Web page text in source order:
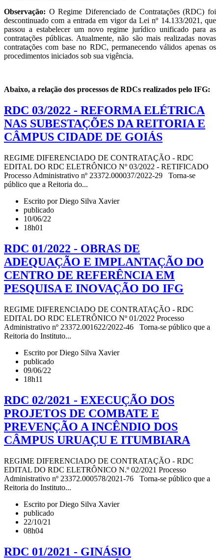
Observação: O Regime Diferenciado de Contratações (RDC) foi
descontinuado com a entrada em vigor da Lei nº 14.133/2021, que
passou a estabelecer um novo regime jurídico unificado para as
contratações públicas. Atualmente, não são mais realizadas novas
contratações com base no RDC, permanecendo válidos apenas os
procedimentos iniciados sob sua vigência.
Abaixo, a relação dos processos de RDCs realizados pelo IFG:
RDC 03/2022 - REFORMA ELÉTRICA
NAS SUBESTAÇÕES DA REITORIA E
CÂMPUS CIDADE DE GOIÁS
REGIME DIFERENCIADO DE CONTRATAÇÃO - RDC
EDITAL DO RDC ELETRÔNICO Nº 03/2022 - RETIFICADO
Processo Administrativo nº 23372.000037/2022-29 Torna-se
público que a Reitoria do...
Escrito por Diego Silva Xavier
publicado
10/06/22
18h01
RDC 01/2022 - OBRAS DE
ADEQUAÇÃO E IMPLANTAÇÃO DO
CENTRO DE REFERÊNCIA EM
PESQUISA E INOVAÇÃO DO IFG
REGIME DIFERENCIADO DE CONTRATAÇÃO - RDC
EDITAL DO RDC ELETRÔNICO Nº 01/2022 Processo
Administrativo nº 23372.001622/2022-46 Torna-se público que a
Reitoria do Instituto...
Escrito por Diego Silva Xavier
publicado
09/06/22
18h11
RDC 02/2021 - EXECUÇÃO DOS
PROJETOS DE COMBATE E
PREVENÇÃO A INCÊNDIO DOS
CÂMPUS URUAÇU E ITUMBIARA
REGIME DIFERENCIADO DE CONTRATAÇÃO - RDC
EDITAL DO RDC ELETRÔNICO N.º 02/2021 Processo
Administrativo nº 23372.000578/2021-76 Torna-se público que a
Reitoria do Instituto...
Escrito por Diego Silva Xavier
publicado
22/10/21
08h04
RDC 01/2021 - GINÁSIO